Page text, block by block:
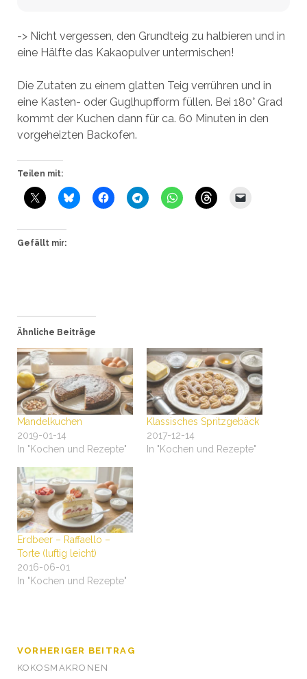
-> Nicht vergessen, den Grundteig zu halbieren und in
eine Hälfte das Kakaopulver untermischen!
Die Zutaten zu einem glatten Teig verrühren und in
eine Kasten- oder Guglhupfform füllen. Bei 180° Grad
kommt der Kuchen dann für ca. 60 Minuten in den
vorgeheizten Backofen.
Teilen mit:
Gefällt mir:
Ähnliche Beiträge
Mandelkuchen
2019-01-14
In "Kochen und Rezepte"
Klassisches Spritzgebäck
2017-12-14
In "Kochen und Rezepte"
Erdbeer – Raffaello –
Torte (luftig leicht)
2016-06-01
In "Kochen und Rezepte"
VORHERIGER BEITRAG
KOKOSMAKRONEN